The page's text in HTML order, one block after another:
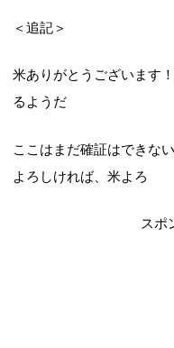
＜追記＞
米ありがとうございます
るようだ
ここはまだ確証はできな
よろしければ、米よろ
スポ